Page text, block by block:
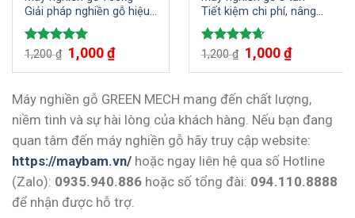
Giải pháp nghiền gỗ hiệu
quả, tiết kiệm
Được xếp
5.00
1,200₫ Giá
gốc
là:
1,000₫Giá
hiện
tại
1,000 ₫.
Tiết kiệm chi phí, nâng
cao chất lượng mùn cưa
Được xếp
4.67
1,200₫ Giá
gốc
là:
1,000₫Giá
hiện
tại
1,000 ₫.
Máy nghiền gỗ GREEN MECH mang đến chất lượng,
niềm tinh và sự hài lòng của khách hàng. Nếu bạn đang
quan tâm đến máy nghiền gỗ hãy truy cập website:
https://maybam.vn/ hoặc ngay liên hệ qua số Hotline
(Zalo): 0935.940.886 hoặc số tổng đài: 094.110.8888
để nhận được hỗ trợ.